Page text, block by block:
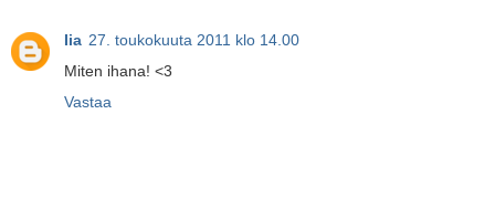
Iia 27. toukokuuta 2011 klo 14.00
Miten ihana! <3
Vastaa